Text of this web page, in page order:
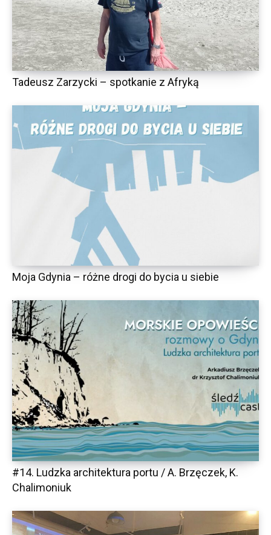
Tadeusz Zarzycki – spotkanie z Afryką
Moja Gdynia – różne drogi do bycia u siebie
#14. Ludzka architektura portu / A. Brzęczek, K.
Chalimoniuk